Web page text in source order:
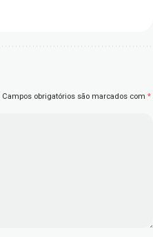
Campos obrigatórios são marcados com *